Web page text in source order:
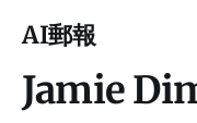
AI郵報
Jamie